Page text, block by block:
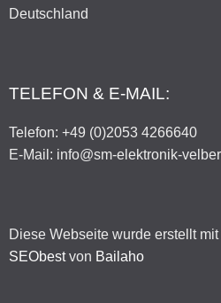
Deutschland
TELEFON & E-MAIL:
Telefon: +49 (0)2053 4266640
E-Mail: info@sm-elektronik-
Diese Webseite wurde erstellt
SEObestvon Bailaho